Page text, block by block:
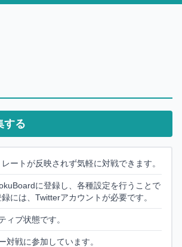
する
ートが反映されず気軽に対戦できます。
に登録し、各種設定を行うことで
には、Twitterアカウントが必要です。
ィブ状態です。
対戦に参加しています。